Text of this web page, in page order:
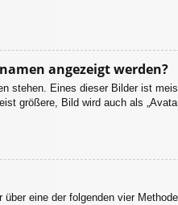
angezeigt werden?
stehen. Eines dieser Bilder ist
größere, Bild wird auch als
eine der folgenden vier